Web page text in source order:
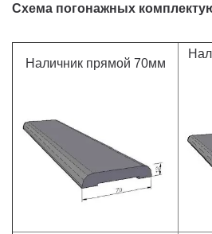
Схема погонажных
Наличник прямой 70мм